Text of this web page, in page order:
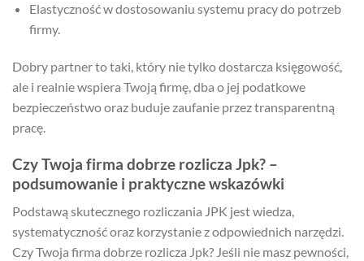
Elastyczność w dostosowaniu systemu pracy do potrzeb
firmy.
Dobry partner to taki, który nie tylko dostarcza księgowość,
ale i realnie wspiera Twoją firmę, dba o jej podatkowe
bezpieczeństwo oraz buduje zaufanie przez transparentną
pracę.
Czy Twoja firma dobrze rozlicza Jpk? –
podsumowanie i praktyczne wskazówki
Podstawą skutecznego rozliczania JPK jest wiedza,
systematyczność oraz korzystanie z odpowiednich narzędzi.
Czy Twoja firma dobrze rozlicza Jpk? Jeśli nie masz pewności,